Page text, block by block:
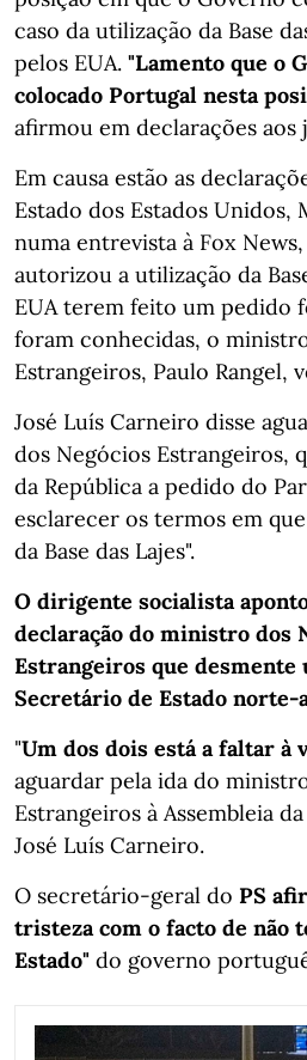
caso da utilização da Base
pelos EUA. "Lamento que o
colocado Portugal nesta
afirmou em declarações aos
Em causa estão as
Estado dos Estados Unidos,
numa entrevista à Fox
autorizou a utilização da
EUA terem feito um pedido
foram conhecidas, o
Estrangeiros, Paulo Rangel,
José Luís Carneiro disse
dos Negócios Estrangeiros,
da República a pedido do
esclarecer os termos em
da Base das Lajes".
O dirigente socialista
declaração do ministro dos
Estrangeiros que desmente
Secretário de Estado norte-
"Um dos dois está a faltar à
aguardar pela ida do
Estrangeiros à Assembleia
José Luís Carneiro.
O secretário-geral do PS
tristeza com o facto de não
Estado" do governo